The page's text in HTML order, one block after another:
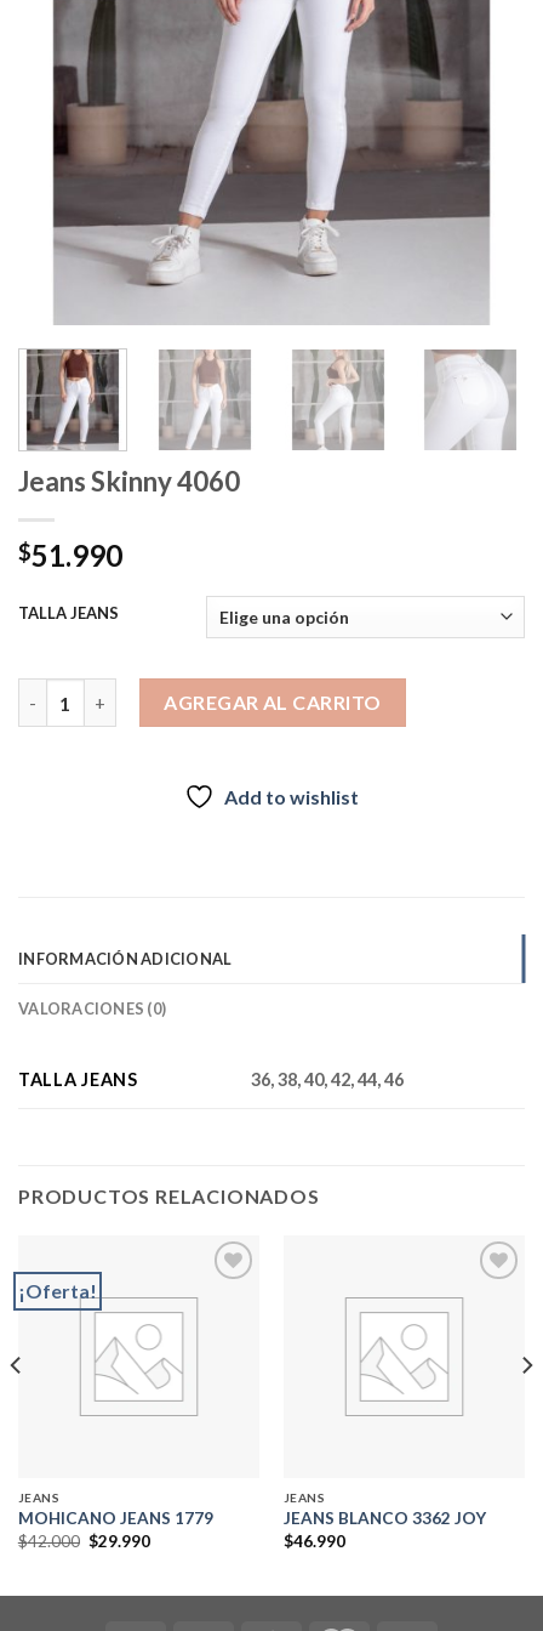
Jeans Skinny 4060
$51.990
TALLA JEANS
AGREGAR AL CARRITO
Add to wishlist
INFORMACIÓN ADICIONAL
VALORACIONES (0)
TALLA JEANS 36, 38, 40, 42, 44, 46
PRODUCTOS RELACIONADOS
¡Oferta!
JEANS
MOHICANO JEANS 1779
$42.000 El
$29.990El
JEANS
JEANS BLANCO 3362 JOY
$46.990